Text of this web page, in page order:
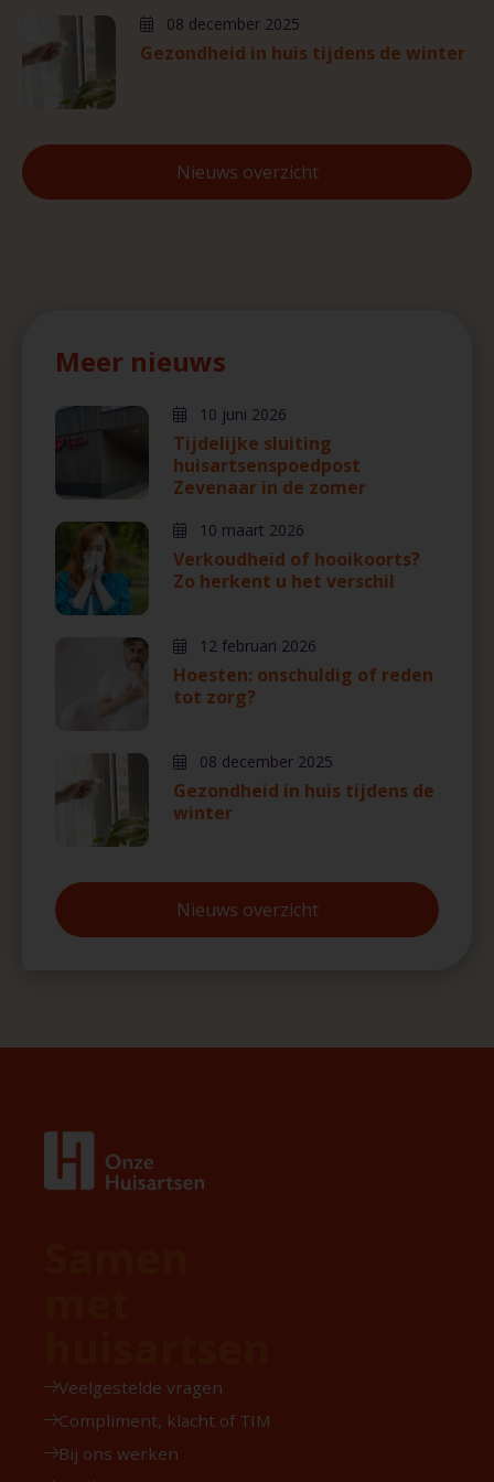
08 december 2025
Gezondheid in huis tijdens de winter
Nieuws overzicht
Meer nieuws
10 juni 2026
Tijdelijke sluiting
huisartsenspoedpost
Zevenaar in de zomer
10 maart 2026
Verkoudheid of hooikoorts?
Zo herkent u het verschil
12 februari 2026
Hoesten: onschuldig of reden
tot zorg?
08 december 2025
Gezondheid in huis tijdens de
winter
Nieuws overzicht
Veelgestelde vragen
Compliment, klacht of TIM
Bij ons werken